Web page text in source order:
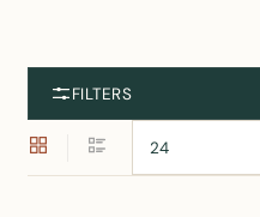
FILTERS